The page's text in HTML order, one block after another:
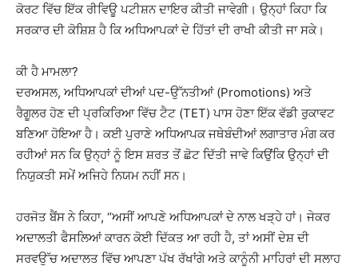
ਕੋਰਟ ਵਿੱਚ ਇੱਕ ਰੀਵਿਊ ਪਟੀਸ਼ਨ ਦਾਇਰ ਕੀਤੀ ਜਾਵੇਗੀ। ਉਨ੍ਹਾਂ ਕਿਹਾ ਕਿ
ਸਰਕਾਰ ਦੀ ਕੋਸ਼ਿਸ਼ ਹੈ ਕਿ ਅਧਿਆਪਕਾਂ ਦੇ ਹਿੱਤਾਂ ਦੀ ਰਾਖੀ ਕੀਤੀ ਜਾ ਸਕੇ।
ਕੀ ਹੈ ਮਾਮਲਾ?
ਦਰਅਸਲ, ਅਧਿਆਪਕਾਂ ਦੀਆਂ ਪਦ-ਉੱਨਤੀਆਂ (Promotions) ਅਤੇ
ਰੈਗੂਲਰ ਹੋਣ ਦੀ ਪ੍ਰਕਿਰਿਆ ਵਿੱਚ ਟੈਟ (TET) ਪਾਸ ਹੋਣਾ ਇੱਕ ਵੱਡੀ ਰੁਕਾਵਟ
ਬਣਿਆ ਹੋਇਆ ਹੈ। ਕਈ ਪੁਰਾਣੇ ਅਧਿਆਪਕ ਜਥੇਬੰਦੀਆਂ ਲਗਾਤਾਰ ਮੰਗ ਕਰ
ਰਹੀਆਂ ਸਨ ਕਿ ਉਨ੍ਹਾਂ ਨੂੰ ਇਸ ਸ਼ਰਤ ਤੋਂ ਛੋਟ ਦਿੱਤੀ ਜਾਵੇ ਕਿਉਂਕਿ ਉਨ੍ਹਾਂ ਦੀ
ਨਿਯੁਕਤੀ ਸਮੇਂ ਅਜਿਹੇ ਨਿਯਮ ਨਹੀਂ ਸਨ।
ਹਰਜੋਤ ਬੈਂਸ ਨੇ ਕਿਹਾ, “ਅਸੀਂ ਆਪਣੇ ਅਧਿਆਪਕਾਂ ਦੇ ਨਾਲ ਖੜ੍ਹੇ ਹਾਂ। ਜੇਕਰ
ਅਦਾਲਤੀ ਫੈਸਲਿਆਂ ਕਾਰਨ ਕੋਈ ਦਿੱਕਤ ਆ ਰਹੀ ਹੈ, ਤਾਂ ਅਸੀਂ ਦੇਸ਼ ਦੀ
ਸਰਵਉੱਚ ਅਦਾਲਤ ਵਿੱਚ ਆਪਣਾ ਪੱਖ ਰੱਖਾਂਗੇ ਅਤੇ ਕਾਨੂੰਨੀ ਮਾਹਿਰਾਂ ਦੀ ਸਲਾਹ